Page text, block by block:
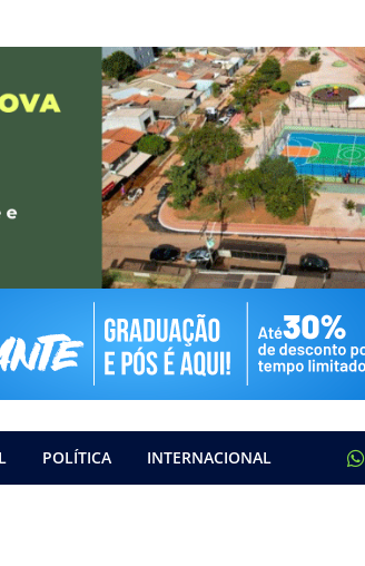
POLÍTICA INTERNACIONAL